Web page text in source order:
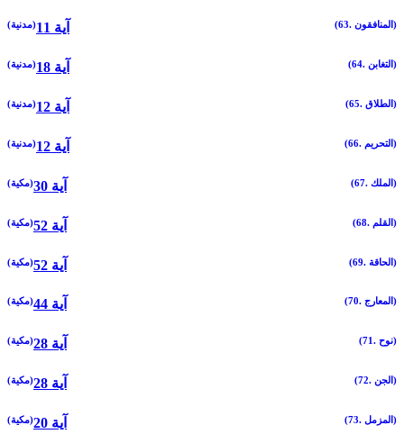
(63. المنافقون) (مدنية) 11 آية
(64. التغابن) (مدنية) 18 آية
(65. الطلاق) (مدنية) 12 آية
(66. التحريم) (مدنية) 12 آية
(67. الملك) (مكية) 30 آية
(68. القلم) (مكية) 52 آية
(69. الحاقة) (مكية) 52 آية
(70. المعارج) (مكية) 44 آية
(71. نوح) (مكية) 28 آية
(72. الجن) (مكية) 28 آية
(73. المزمل) (مكية) 20 آية